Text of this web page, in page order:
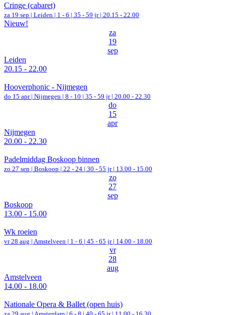
Cringe (cabaret)
za 19 sep | Leiden | 1 - 6 | 35 - 59 jr | 20.15 - 22.00
Nieuw!
za
19
sep
Leiden
20.15 - 22.00
Hooverphonic - Nijmegen
do 15 apr | Nijmegen | 8 - 10 | 35 - 59 jr | 20.00 - 22.30
do
15
apr
Nijmegen
20.00 - 22.30
Padelmiddag Boskoop binnen
zo 27 sep | Boskoop | 22 - 24 | 30 - 55 jr | 13.00 - 15.00
zo
27
sep
Boskoop
13.00 - 15.00
Wk roeien
vr 28 aug | Amstelveen | 1 - 6 | 45 - 65 jr | 14.00 - 18.00
vr
28
aug
Amstelveen
14.00 - 18.00
Nationale Opera & Ballet (open huis)